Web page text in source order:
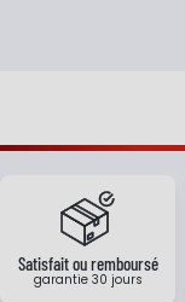
Satisfait ou remboursé
garantie 30 jours